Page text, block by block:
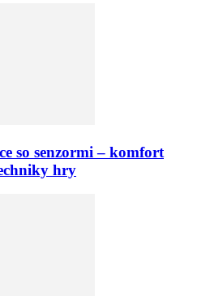
so senzormi – komfort
hry